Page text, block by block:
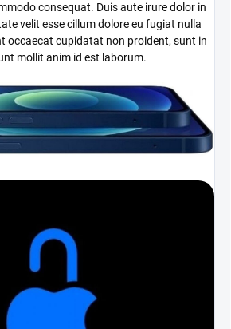
consequat. Duis aute irure dolor in
velit esse cillum dolore eu fugiat nulla
occaecat cupidatat non proident, sunt in
mollit anim id est laborum.